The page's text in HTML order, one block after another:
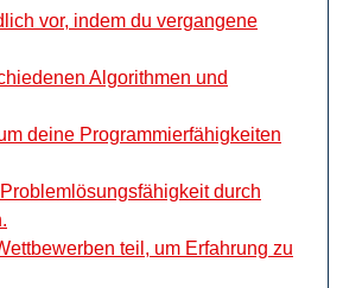
vor, indem du vergangene
Algorithmen und
deine Programmierfähigkeiten
durch
teil, um Erfahrung zu